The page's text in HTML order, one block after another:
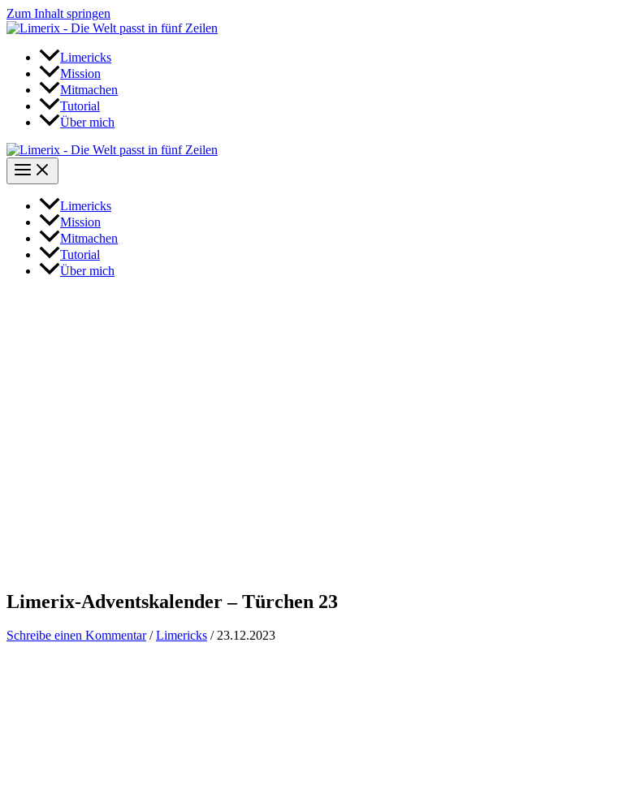
Zum Inhalt springen
Limericks
Mission
Mitmachen
Tutorial
Über mich
Limericks
Mission
Mitmachen
Tutorial
Über mich
Limerix-Adventskalender – Türchen 23
Schreibe einen Kommentar /Limericks /23.12.2023